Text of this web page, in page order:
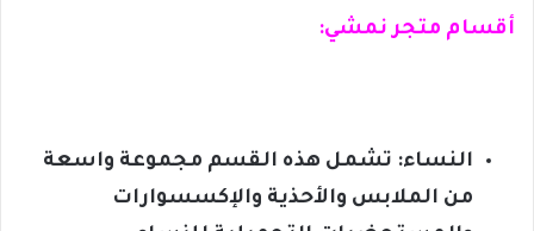
أقسام متجر نمشي:
النساء: تشمل هذه القسم مجموعة واسعة
من الملابس والأحذية والإكسسوارات